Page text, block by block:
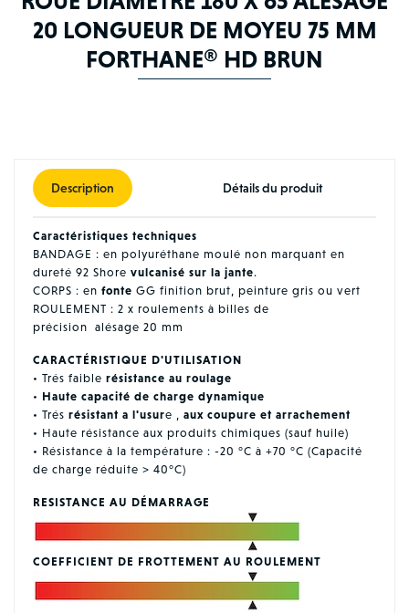
20 LONGUEUR DE MOYEU 75 MM
FORTHANE® HD BRUN
Description Détails du produit
Caractéristiques techniques
BANDAGE : en polyuréthane moulé non marquant en
dureté 92 Shore vulcanisé sur la jante.
CORPS : en fonte GG finition brut, peinture gris ou vert
ROULEMENT : 2 x roulements à billes de
précision alésage 20 mm
CARACTÉRISTIQUE D'UTILISATION
• Trés faible résistance au roulage
• Haute capacité de charge dynamique
• Trés résistant a l'usure , aux coupure et arrachement
• Haute résistance aux produits chimiques (sauf huile)
• Résistance à la température : -20 °C à +70 °C (Capacité
de charge réduite > 40°C)
RESISTANCE AU DÉMARRAGE
COEFFICIENT DE FROTTEMENT AU ROULEMENT